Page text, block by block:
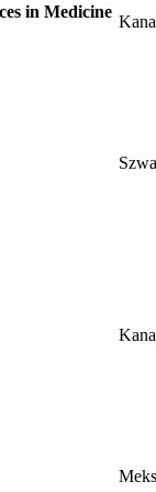
in Medicine